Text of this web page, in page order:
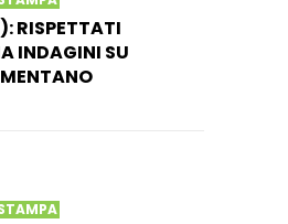
RISPETTATI
INDAGINI SU